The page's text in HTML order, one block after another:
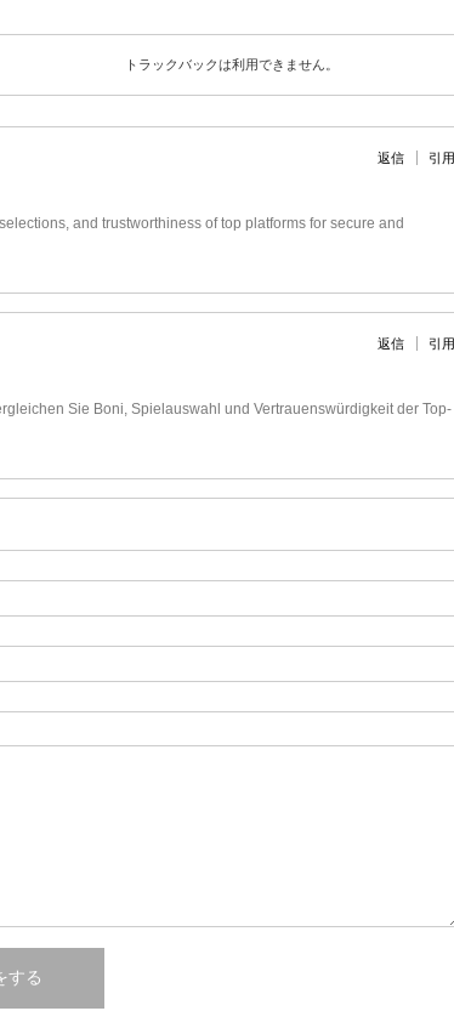
トラックバックは利用できません。
返信 引用
and trustworthiness of top platforms for secure and
返信 引用
Sie Boni, Spielauswahl und Vertrauenswürdigkeit der Top-